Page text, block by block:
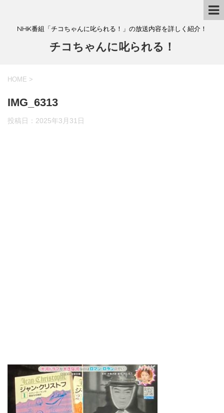
NHK番組「チコちゃんに叱られる！」の放送内容を詳しく紹介！
チコちゃんに叱られる！
HOME >
IMG_6313
投稿日： 2025年3月31日